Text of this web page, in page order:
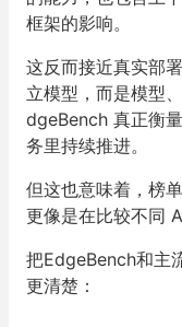
框架的影响。
这反而接近真实部
立模型，而是模型
dgeBench 真正衡
务里持续推进。
但这也意味着，榜
更像是在比较不同
把EdgeBench和主
更清楚：